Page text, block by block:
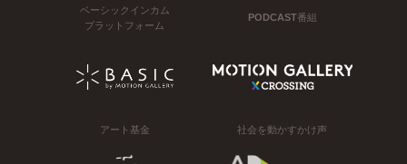
ベーシックインカム
プラットフォーム
PODCAST番組
アート基金 社会を動かすかけ声